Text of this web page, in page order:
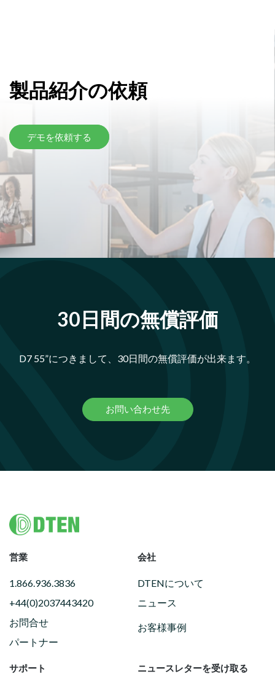
製品紹介の依頼
デモを依頼する
30日間の無償評価
D7 55”につきまして、30日間の無償評価が出来ます。
お問い合わせ先
Footer
営業
1.866.936.3836
+44(0)2037443420
お問合せ
パートナー
会社
DTENについて
ニュース
お客様事例
サポート ニュースレターを受け取る